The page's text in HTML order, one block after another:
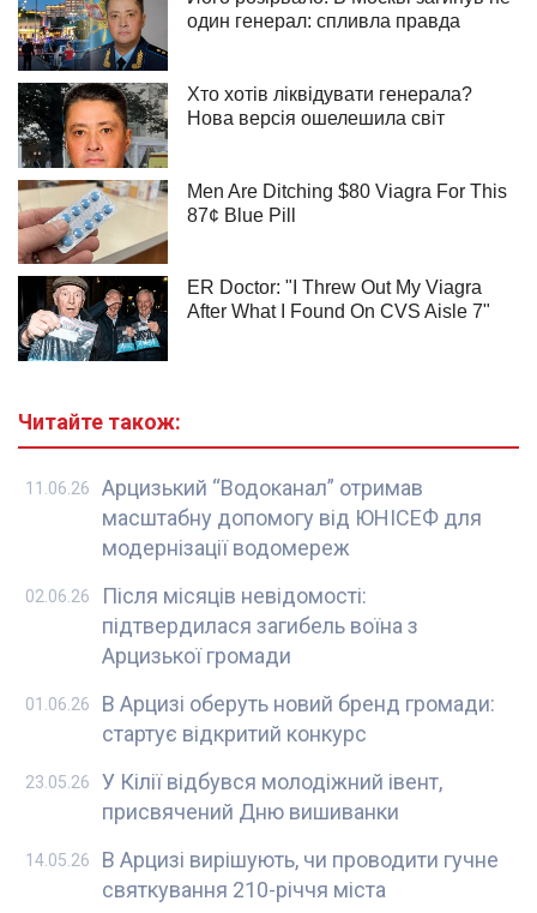
Читайте також:
Арцизький “Водоканал” отримав
масштабну допомогу від ЮНІСЕФ для
модернізації водомереж
11.06.26
Після місяців невідомості:
підтвердилася загибель воїна з
Арцизької громади
02.06.26
В Арцизі оберуть новий бренд громади:
стартує відкритий конкурс
01.06.26
У Кілії відбувся молодіжний івент,
присвячений Дню вишиванки
23.05.26
В Арцизі вирішують, чи проводити гучне
святкування 210-річчя міста
14.05.26